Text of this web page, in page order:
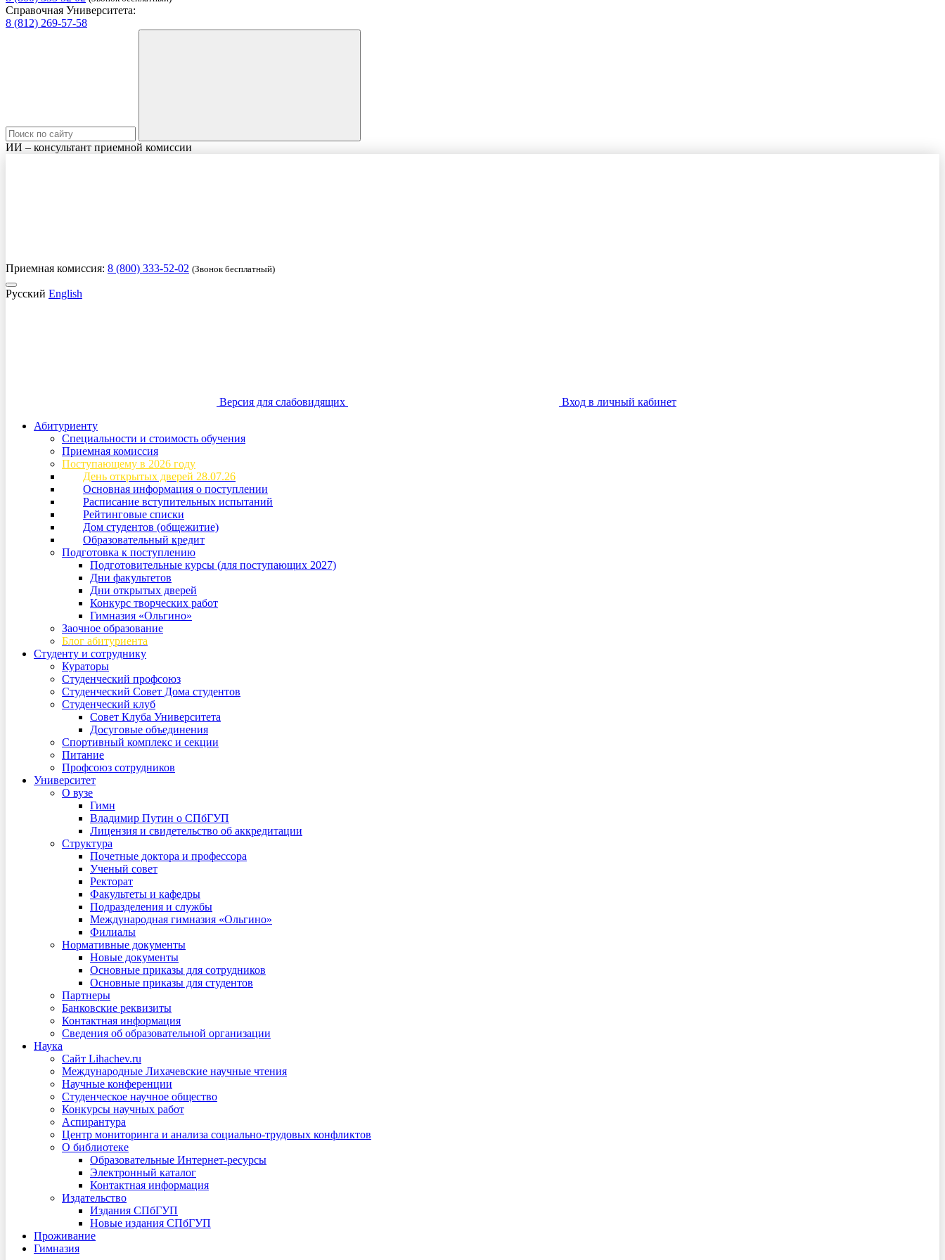
Справочная Университета:
8 (812) 269-57-58
ИИ – консультант приемной комиссии
Приемная комиссия: 8 (800) 333-52-02 (Звонок бесплатный)
Русский English
Версия для слабовидящих
Вход в личный кабинет
Абитуриенту
Специальности и стоимость обучения
Приемная комиссия
Поступающему в 2026 году
День открытых дверей 28.07.26
Основная информация о поступлении
Расписание вступительных испытаний
Рейтинговые списки
Дом студентов (общежитие)
Образовательный кредит
Подготовка к поступлению
Подготовительные курсы (для поступающих 2027)
Дни факультетов
Дни открытых дверей
Конкурс творческих работ
Гимназия «Ольгино»
Заочное образование
Блог абитуриента
Студенту и сотруднику
Кураторы
Студенческий профсоюз
Студенческий Совет Дома студентов
Студенческий клуб
Совет Клуба Университета
Досуговые объединения
Спортивный комплекс и секции
Питание
Профсоюз сотрудников
Университет
О вузе
Гимн
Владимир Путин о СПбГУП
Лицензия и свидетельство об аккредитации
Структура
Почетные доктора и профессора
Ученый совет
Ректорат
Факультеты и кафедры
Подразделения и службы
Международная гимназия «Ольгино»
Филиалы
Нормативные документы
Новые документы
Основные приказы для сотрудников
Основные приказы для студентов
Партнеры
Банковские реквизиты
Контактная информация
Сведения об образовательной организации
Наука
Сайт Lihachev.ru
Международные Лихачевские научные чтения
Научные конференции
Студенческое научное общество
Конкурсы научных работ
Аспирантура
Центр мониторинга и анализа социально-трудовых конфликтов
О библиотеке
Образовательные Интернет-ресурсы
Электронный каталог
Контактная информация
Издательство
Издания СПбГУП
Новые издания СПбГУП
Проживание
Гимназия